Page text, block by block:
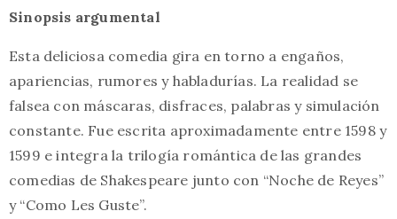
Sinopsis argumental
Esta deliciosa comedia gira en torno a engaños,
apariencias, rumores y habladurías. La realidad se
falsea con máscaras, disfraces, palabras y simulación
constante. Fue escrita aproximadamente entre 1598 y
1599 e integra la trilogía romántica de las grandes
comedias de Shakespeare junto con “Noche de Reyes”
y “Como Les Guste”.